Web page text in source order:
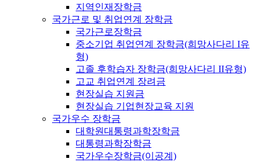
지역인재장학금
국가근로 및 취업연계 장학금
국가근로장학금
중소기업 취업연계 장학금(희망사다리 I유
형)
고졸 후학습자 장학금(희망사다리 II유형)
고교 취업연계 장려금
현장실습 지원금
현장실습 기업현장교육 지원
국가우수 장학금
대학원대통령과학장학금
대통령과학장학금
국가우수장학금(이공계)